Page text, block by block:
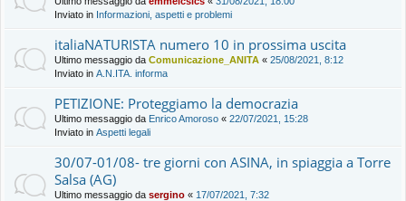
Inviato in Informazioni, aspetti e problemi
italiaNATURISTA numero 10 in prossima uscita
Ultimo messaggio da Comunicazione_ANITA « 25/08/2021, 8:12
Inviato in A.N.ITA. informa
PETIZIONE: Proteggiamo la democrazia
Ultimo messaggio da Enrico Amoroso « 22/07/2021, 15:28
Inviato in Aspetti legali
30/07-01/08- tre giorni con ASINA, in spiaggia a Torre
Salsa (AG)
Ultimo messaggio da sergino « 17/07/2021, 7:32